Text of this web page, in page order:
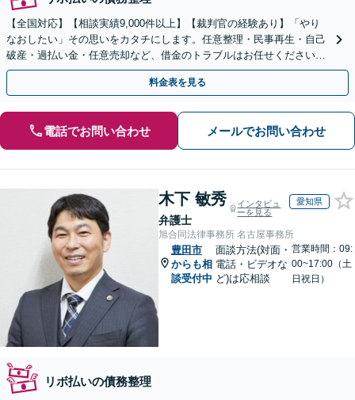
【全国対応】【相談実績9,000件以上】【裁判官の経験あり】「やり
なおしたい」その思いをカタチにします。任意整理・民事再生・自己
破産・過払い金・任意売却など、借金のトラブルはお任せください。
【初回相談無料】【全国対応可能】
料金表を見る
電話でお問い合わせ メールでお問い合わせ
木下 敏秀
弁護士
インタビュ
ーを見る
愛知県
旭合同法律事務所 名古屋事務所
豊田市
からも相
談受付中
面談方法(対面・
電話・ビデオな
ど)は応相談
営業時間：09:
00~17:00（土
日祝日）
リボ払いの債務整理